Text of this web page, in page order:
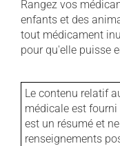
Rangez vos
enfants et des
tout médicament
pour qu'elle puisse
Le contenu relatif
médicale est
est un résumé et
renseignements